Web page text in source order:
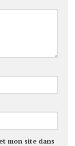
mon site dans